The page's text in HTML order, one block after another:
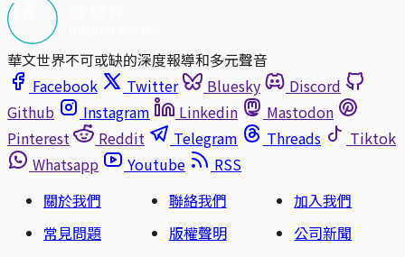
華文世界不可或缺的深度報導和多元聲音
Facebook
Twitter Bluesky
Discord
Github
Instagram Linkedin
Mastodon
Pinterest
Reddit Telegram Threads
Tiktok
Whatsapp
Youtube
RSS
關於我們
聯絡我們
加入我們
常見問題
版權聲明
公司新聞